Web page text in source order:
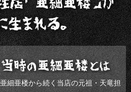
亜細亜楼から続く当店の元祖・天竜担